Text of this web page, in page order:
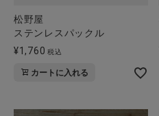
松野屋
ステンレスパックル
¥1,760 税込
カートに入れる